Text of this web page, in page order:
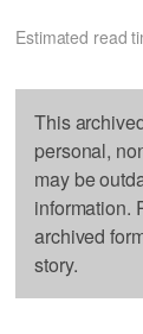
Estimated read
This
personal,
may be
information.
archived
story.